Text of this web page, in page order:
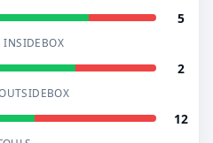
5
INSIDEBOX
2
12